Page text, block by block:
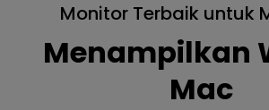
Monitor Terbaik untuk
Menampilkan
Mac